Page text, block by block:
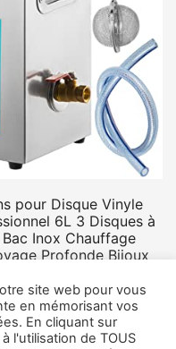
pour Disque Vinyle
6L 3 Disques à
Inox Chauffage
Profonde Bijoux
site web pour vous
en mémorisant vos
En cliquant sur
l'utilisation de TOUS